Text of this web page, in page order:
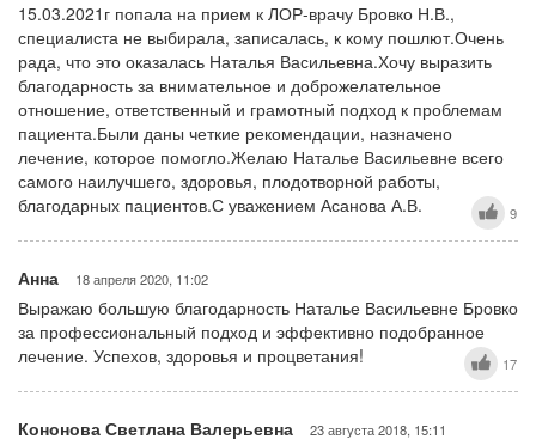
15.03.2021г попала на прием к ЛОР-врачу Бровко Н.В.,
специалиста не выбирала, записалась, к кому пошлют.Очень
рада, что это оказалась Наталья Васильевна.Хочу выразить
благодарность за внимательное и доброжелательное
отношение, ответственный и грамотный подход к проблемам
пациента.Были даны четкие рекомендации, назначено
лечение, которое помогло.Желаю Наталье Васильевне всего
самого наилучшего, здоровья, плодотворной работы,
благодарных пациентов.С уважением Асанова А.В.
9
Анна 18 апреля 2020, 11:02
Выражаю большую благодарность Наталье Васильевне Бровко
за профессиональный подход и эффективно подобранное
лечение. Успехов, здоровья и процветания!
17
Кононова Светлана Валерьевна 23 августа 2018, 15:11